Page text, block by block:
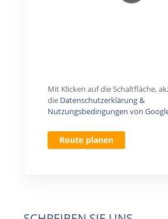
Mit Klicken auf die Schaltfläche,
die Datenschutzerklärung &
Nutzungsbedingungen von
Route planen